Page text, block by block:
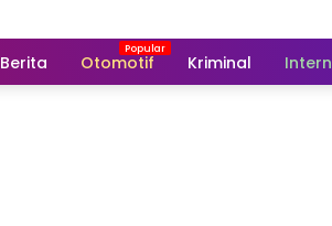
Berita Otomotif Kriminal